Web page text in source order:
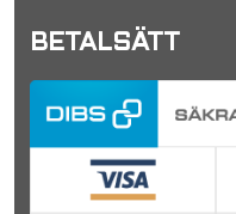
BETALSÄTT